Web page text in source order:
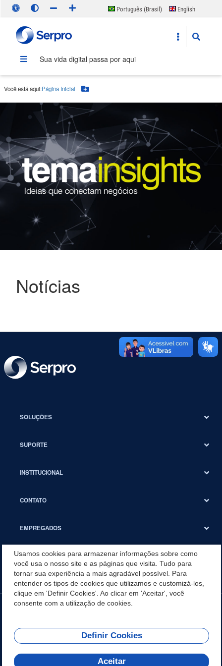
Português (Brasil)
English
Sua vida digital passa por aqui
Você está aqui:Página Inicial Botão Menu
Notícias
SOLUÇÕES
SUPORTE
INSTITUCIONAL
CONTATO
EMPREGADOS
SUSTENTABILIDADE
Usamos cookies para armazenar informações sobre como
você usa o nosso site e as páginas que visita. Tudo para
tornar sua experiência a mais agradável possível. Para
entender os tipos de cookies que utilizamos e customizá-los,
clique em 'Definir Cookies'. Ao clicar em 'Aceitar', você
consente com a utilização de cookies.
Definir Cookies
Aceitar